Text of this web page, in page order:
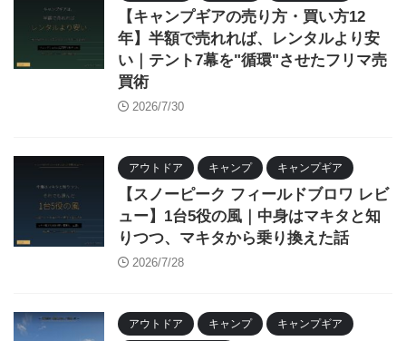
【キャンプギアの売り方・買い方12
年】半額で売れれば、レンタルより安
い｜テント7幕を"循環"させたフリマ売
買術
2026/7/30
アウトドア キャンプ キャンプギア
【スノーピーク フィールドブロワ レビ
ュー】1台5役の風｜中身はマキタと知
りつつ、マキタから乗り換えた話
2026/7/28
アウトドア キャンプ キャンプギア